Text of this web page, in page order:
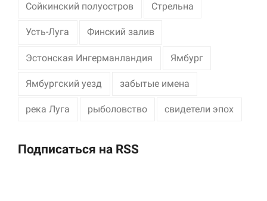
Сойкинский полуостров Стрельна
Усть-Луга Финский залив
Эстонская Ингерманландия Ямбург
Ямбургский уезд забытые имена
река Луга рыболовство свидетели эпох
Подписаться на RSS